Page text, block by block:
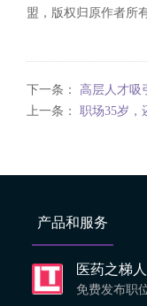
盟，版权归原作者所
下一条： 高层人才吸
上一条： 职场35岁，
产品和服务
医药之梯
免费发布职